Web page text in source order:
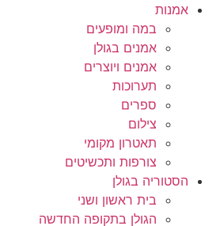
אמנות
במה ומופעים
אמנים בגולן
אמנים ויוצרים
תערוכות
ספרים
צילום
תאטרון מקומי
צורפות ותכשיטים
הסטוריה בגולן
בית ראשון ושני
הגולן בתקופה החדשה